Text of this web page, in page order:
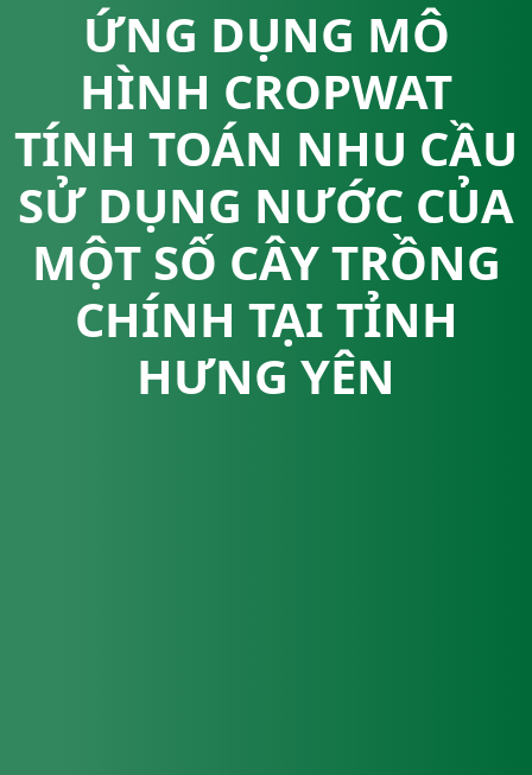
ỨNG DỤNG MÔ
HÌNH CROPWAT
TÍNH TOÁN NHU CẦU
SỬ DỤNG NƯỚC CỦA
MỘT SỐ CÂY TRỒNG
CHÍNH TẠI TỈNH
HƯNG YÊN